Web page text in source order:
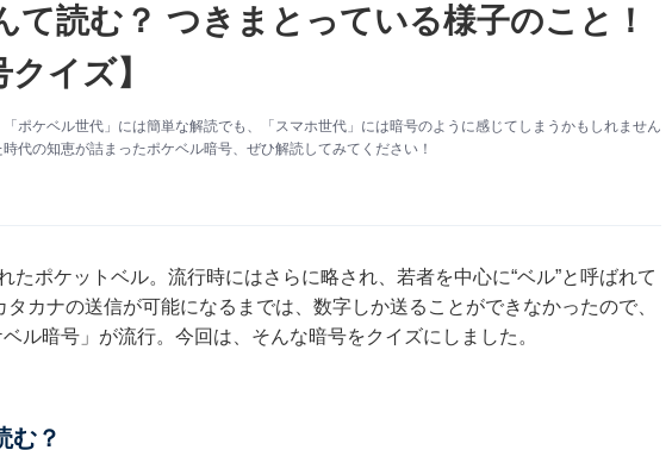
て読む？ つきまとっている様子のこと！
イズ】
ポケベル世代」には簡単な解読でも、「スマホ世代」には暗号のように感じてしまうかもしれません
代の知恵が詰まったポケベル暗号、ぜひ解読してみてください！
たポケットベル。流行時にはさらに略され、若者を中心に“ベル”と呼ばれて
カナの送信が可能になるまでは、数字しか送ることができなかったので、
ル暗号」が流行。今回は、そんな暗号をクイズにしました。
む？